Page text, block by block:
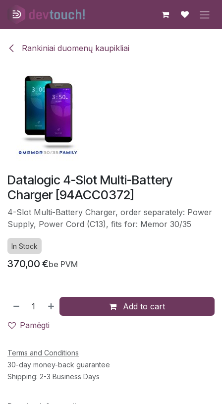
Skip to Content
Rankiniai duomenų kaupikliai
Datalogic 4-Slot Multi-Battery
Charger [94ACC0372]
4-Slot Multi-Battery Charger, order separately: Power
Supply, Power Cord (C13), fits for: Memor 30/35
In Stock
370,00 €be PVM
Add to cart
Pamėgti
Terms and Conditions
30-day money-back guarantee
Shipping: 2-3 Business Days